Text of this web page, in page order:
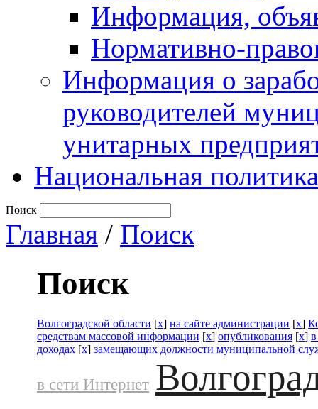
Информация,
Нормативно-
Информация о
руководителей
унитарных
Национальная политика
Поиск
Главная / Поиск
Поиск
Волгоградской области [x] на сайте администрации [x]
средствам массовой информации [x] опубликования [x]
доходах [x] замещающих должности муниципальной
в сети Интернет